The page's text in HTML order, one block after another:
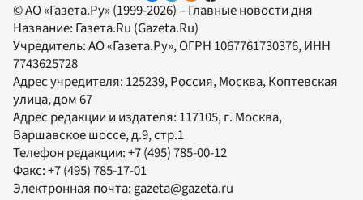
© АО «Газета.Ру» (1999-2026) – Главные новости дня
Название: Газета.Ru (Gazeta.Ru)
Учредитель:АО «Газета.Ру», ОГРН 1067761730376, ИНН
7743625728
Адрес учредителя: 125239, Россия, Москва, Коптевская
улица, дом 67
Адрес редакции и издателя: 117105, г. Москва,
Варшавское шоссе, д.9, стр.1
Телефон редакции:+7 (495) 785-00-12
Факс:+7 (495) 785-17-01
Электронная почта:gazeta@gazeta.ru